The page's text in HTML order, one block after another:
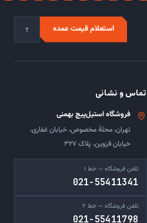
استعلام قیمت عمده ↑
تماس و نشانی
فروشگاه استیل‌پیچ بهمنی
تهران، محلهٔ مخصوص، خیابان غفاری،
خیابان قزوین، پلاک ۳۲۷
تلفن فروشگاه — خط ۱
021-55411341
تلفن فروشگاه — خط ۲
021-55411798